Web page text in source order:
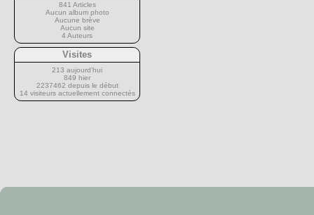
841 Articles
Aucun album photo
Aucune brève
Aucun site
4 Auteurs
Visites
213 aujourd’hui
849 hier
2237462 depuis le début
14 visiteurs actuellement connectés